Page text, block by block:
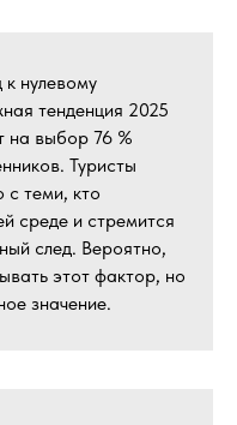
нулевому
тенденция 2025
на выбор 76 %
Туристы
с теми, кто
среде и стремится
след. Вероятно,
этот фактор, но
значение.